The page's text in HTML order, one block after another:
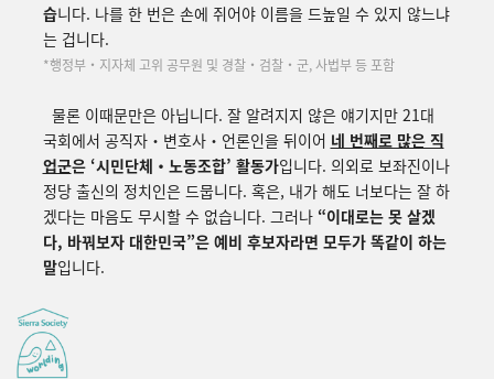
습니다. 나를 한 번은 손에 쥐어야 이름을 드높일 수 있지 않느냐
는 겁니다.
*행정부・지자체 고위 공무원 및 경찰・검찰・군, 사법부 등 포함
물론 이때문만은 아닙니다. 잘 알려지지 않은 얘기지만 21대
국회에서 공직자・변호사・언론인을 뒤이어 네 번째로 많은 직
업군은 ‘시민단체・노동조합’ 활동가입니다. 의외로 보좌진이나
정당 출신의 정치인은 드뭅니다. 혹은, 내가 해도 너보다는 잘 하
겠다는 마음도 무시할 수 없습니다. 그러나 “이대로는 못 살겠
다, 바꿔보자 대한민국”은 예비 후보자라면 모두가 똑같이 하는
말입니다.